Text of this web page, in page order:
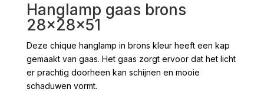
Hanglamp gaas brons
28x28x51
Deze chique hanglamp in brons kleur heeft een kap
gemaakt van gaas. Het gaas zorgt ervoor dat het licht
er prachtig doorheen kan schijnen en mooie
schaduwen vormt.